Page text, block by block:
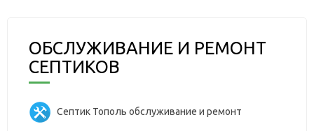
ОБСЛУЖИВАНИЕ И РЕМОНТ
СЕПТИКОВ
Септик Тополь обслуживание и ремонт